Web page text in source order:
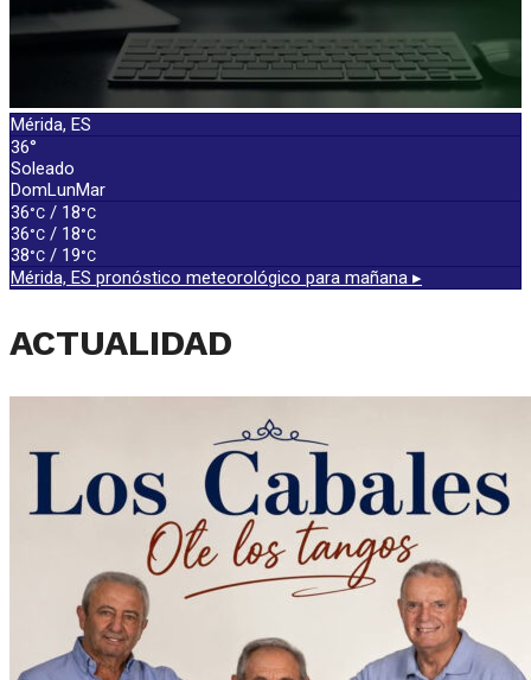
Mérida, ES
36°
Soleado
DomLunMar
36°C / 18°C
36°C / 18°C
38°C / 19°C
Mérida, ES pronóstico meteorológico para mañana ▸
ACTUALIDAD